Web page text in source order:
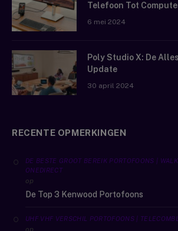
Telefoon Tot
6 mei 2024
Poly Studio X: De
Update
30 april 2024
RECENTE OPMERKINGEN
DE BESTE GROOT BEREIK PORTOFOONS |
ONEDIRECT
op
De Top 3 Kenwood Portofoons
UHF VHF VERSCHIL PORTOFOONS |
op